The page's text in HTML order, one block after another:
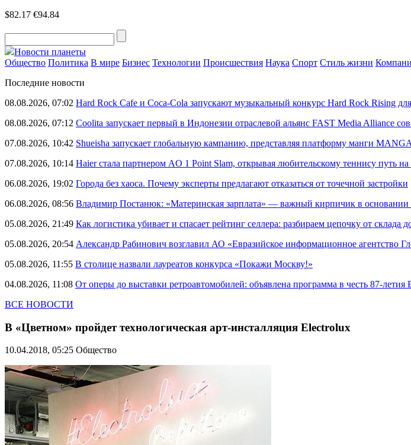
$82.17 €94.84
Новости планеты
Общество Политика В мире Бизнес Технологии Происшествия Наука Спорт Стиль жизни
Последние новости
08.08.2026, 07:02 Hard Rock Cafe и Coca-Cola запускают музыкальный конкурс Hard Rock Rising
08.08.2026, 07:12 Coolita запускает первый в Индонезии отраслевой альянс FAST Media Alliance
07.08.2026, 10:42 Shueisha запускает глобальную кампанию, представляя платформу манги
07.08.2026, 10:14 Haier стала партнером AO 1 Point Slam, открывая любительскому теннису путь
06.08.2026, 19:02 Города без хаоса. Почему эксперты предлагают отказаться от точечной застройки
06.08.2026, 08:56 Владимир Постанюк: «Материнская зарплата» — важный кирпичик в основании
05.08.2026, 21:49 Как логистика убивает и спасает рейтинг селлера: разбираем цепочку от склада
05.08.2026, 20:54 Александр Рабинович возглавил АО «Евразийское информационное агентство
05.08.2026, 11:55 В столице назвали лауреатов конкурса «Покажи Москву!»
04.08.2026, 11:08 От оперы до выставки ретроавтомобилей: объявлена программа в честь 87-
ВСЕ НОВОСТИ
В «Цветном» пройдет технологическая арт-инсталляция Electrolux
10.04.2018, 05:25 Общество